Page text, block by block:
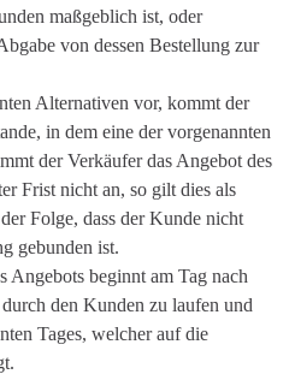
maßgeblich ist, oder
von dessen Bestellung zur
Alternativen vor, kommt der
in dem eine der vorgenannten
der Verkäufer das Angebot des
Frist nicht an, so gilt dies als
Folge, dass der Kunde nicht
gebunden ist.
Angebots beginnt am Tag nach
den Kunden zu laufen und
Tages, welcher auf die